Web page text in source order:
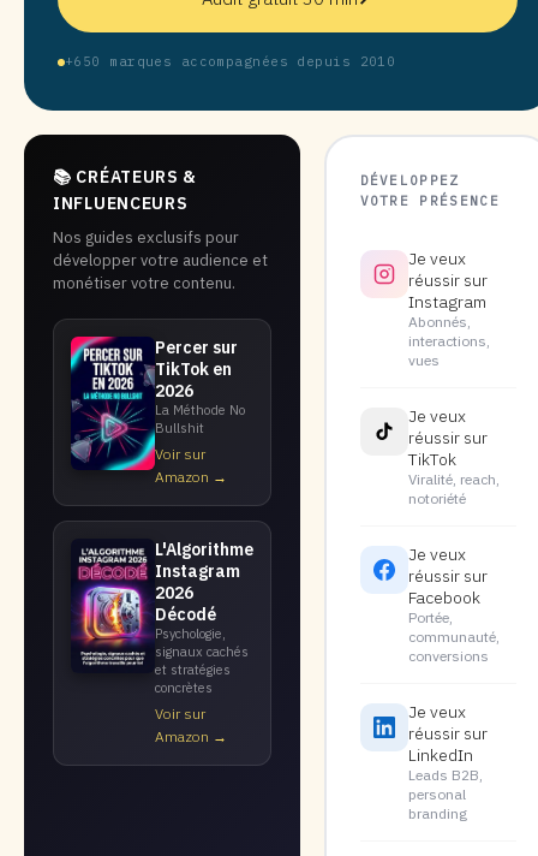
+650 marques accompagnées depuis 2010
📚 CRÉATEURS &
INFLUENCEURS
Nos guides exclusifs pour
développer votre audience et
monétiser votre contenu.
Percer sur
TikTok en
2026
La Méthode No
Bullshit
Voir sur
Amazon →
L'Algorithme
Instagram
2026
Décodé
Psychologie,
signaux cachés
et stratégies
concrètes
Voir sur
Amazon →
DÉVELOPPEZ
VOTRE PRÉSENCE
Je veux
réussir sur
Instagram
Abonnés,
interactions,
vues
Je veux
réussir sur
TikTok
Viralité, reach,
notoriété
Je veux
réussir sur
Facebook
Portée,
communauté,
conversions
Je veux
réussir sur
LinkedIn
Leads B2B,
personal
branding